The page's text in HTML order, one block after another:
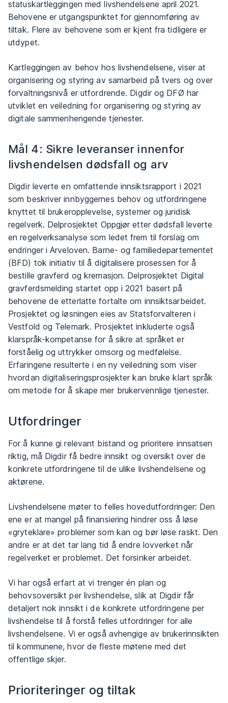
statuskartleggingen med livshendelsene april 2021.
Behovene er utgangspunktet for gjennomføring av
tiltak. Flere av behovene som er kjent fra tidligere er
utdypet.
Kartleggingen av behov hos livshendelsene, viser at
organisering og styring av samarbeid på tvers og over
forvaltningsnivå er utfordrende. Digdir og DFØ har
utviklet en veiledning for organisering og styring av
digitale sammenhengende tjenester.
Mål 4: Sikre leveranser innenfor
livshendelsen dødsfall og arv
Digdir leverte en omfattende innsiktsrapport i 2021
som beskriver innbyggernes behov og utfordringene
knyttet til brukeropplevelse, systemer og juridisk
regelverk. Delprosjektet Oppgjør etter dødsfall leverte
en regelverksanalyse som ledet frem til forslag om
endringer i Arveloven. Barne- og familiedepartementet
(BFD) tok initiativ til å digitalisere prosessen for å
bestille gravferd og kremasjon. Delprosjektet Digital
gravferdsmelding startet opp i 2021 basert på
behovene de etterlatte fortalte om innsiktsarbeidet.
Prosjektet og løsningen eies av Statsforvalteren i
Vestfold og Telemark. Prosjektet inkluderte også
klarspråk-kompetanse for å sikre at språket er
forståelig og uttrykker omsorg og medfølelse.
Erfaringene resulterte i en ny veiledning som viser
hvordan digitaliseringsprosjekter kan bruke klart språk
om metode for å skape mer brukervennlige tjenester.
Utfordringer
For å kunne gi relevant bistand og prioritere innsatsen
riktig, må Digdir få bedre innsikt og oversikt over de
konkrete utfordringene til de ulike livshendelsene og
aktørene.
Livshendelsene møter to felles hovedutfordringer: Den
ene er at mangel på finansiering hindrer oss å løse
«gryteklare» problemer som kan og bør løse raskt. Den
andre er at det tar lang tid å endre lovverket når
regelverket er problemet. Det forsinker arbeidet.
Vi har også erfart at vi trenger én plan og
behovsoversikt per livshendelse, slik at Digdir får
detaljert nok innsikt i de konkrete utfordringene per
livshendelse til å forstå felles utfordringer for alle
livshendelsene. Vi er også avhengige av brukerinnsikten
til kommunene, hvor de fleste møtene med det
offentlige skjer.
Prioriteringer og tiltak